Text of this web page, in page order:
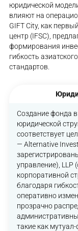
юридической
влияют на
GIFT City, как
центр (IFSC),
формирования
гибкость
стандартов.
Создание фонда
юридической
соответствует
— Alternative
управление), LLP
корпоративной
благодаря
оперативно
прозрачно
такие как